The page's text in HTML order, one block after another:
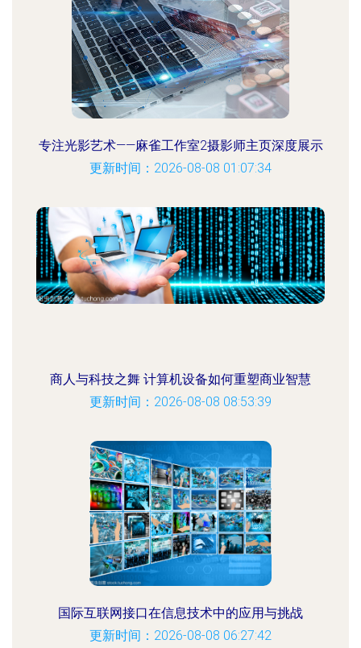
专注光影艺术——麻雀工作室2摄影师主页深度展示
更新时间：2026-08-08 01:07:34
商人与科技之舞 计算机设备如何重塑商业智慧
更新时间：2026-08-08 08:53:39
国际互联网接口在信息技术中的应用与挑战
更新时间：2026-08-08 06:27:42